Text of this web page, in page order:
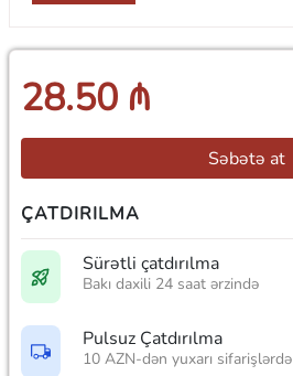
28.50 ₼
Səbətə at
ÇATDIRILMA
Sürətli çatdırılma
Bakı daxili 24 saat ərzində
Pulsuz Çatdırılma
10 AZN-dən yuxarı sifarişlərdə